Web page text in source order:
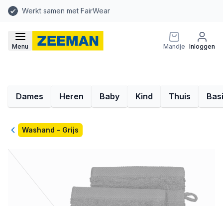
Werkt samen met FairWear
Menu Mandje Inloggen
Dames Heren Baby Kind Thuis
TerugWashand - Grijs